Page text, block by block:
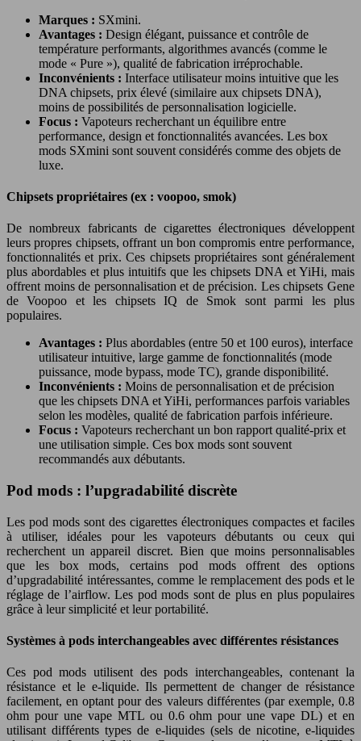
Marques : SXmini.
Avantages : Design élégant, puissance et contrôle de
température performants, algorithmes avancés (comme le
mode « Pure »), qualité de fabrication irréprochable.
Inconvénients : Interface utilisateur moins intuitive que les
DNA chipsets, prix élevé (similaire aux chipsets DNA),
moins de possibilités de personnalisation logicielle.
Focus : Vapoteurs recherchant un équilibre entre
performance, design et fonctionnalités avancées. Les box
mods SXmini sont souvent considérés comme des objets de
luxe.
Chipsets propriétaires (ex : voopoo, smok)
De nombreux fabricants de cigarettes électroniques développent
leurs propres chipsets, offrant un bon compromis entre performance,
fonctionnalités et prix. Ces chipsets propriétaires sont généralement
plus abordables et plus intuitifs que les chipsets DNA et YiHi, mais
offrent moins de personnalisation et de précision. Les chipsets Gene
de Voopoo et les chipsets IQ de Smok sont parmi les plus
populaires.
Avantages : Plus abordables (entre 50 et 100 euros), interface
utilisateur intuitive, large gamme de fonctionnalités (mode
puissance, mode bypass, mode TC), grande disponibilité.
Inconvénients : Moins de personnalisation et de précision
que les chipsets DNA et YiHi, performances parfois variables
selon les modèles, qualité de fabrication parfois inférieure.
Focus : Vapoteurs recherchant un bon rapport qualité-prix et
une utilisation simple. Ces box mods sont souvent
recommandés aux débutants.
Pod mods : l’upgradabilité discrète
Les pod mods sont des cigarettes électroniques compactes et faciles
à utiliser, idéales pour les vapoteurs débutants ou ceux qui
recherchent un appareil discret. Bien que moins personnalisables
que les box mods, certains pod mods offrent des options
d’upgradabilité intéressantes, comme le remplacement des pods et le
réglage de l’airflow. Les pod mods sont de plus en plus populaires
grâce à leur simplicité et leur portabilité.
Systèmes à pods interchangeables avec différentes résistances
Ces pod mods utilisent des pods interchangeables, contenant la
résistance et le e-liquide. Ils permettent de changer de résistance
facilement, en optant pour des valeurs différentes (par exemple, 0.8
ohm pour une vape MTL ou 0.6 ohm pour une vape DL) et en
utilisant différents types de e-liquides (sels de nicotine, e-liquides